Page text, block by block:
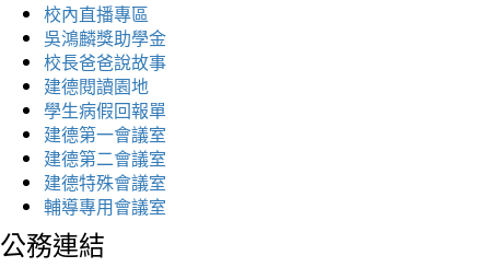
校內直播專區
吳鴻麟獎助學金
校長爸爸說故事
建德閱讀園地
學生病假回報單
建德第一會議室
建德第二會議室
建德特殊會議室
輔導專用會議室
公務連結